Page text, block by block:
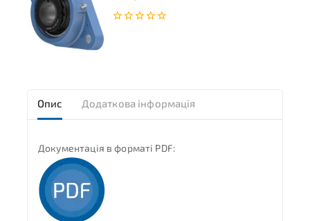
Опис Додаткова інформація
Документація в форматі PDF: